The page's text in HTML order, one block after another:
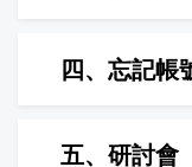
四、忘記帳
五、研討會